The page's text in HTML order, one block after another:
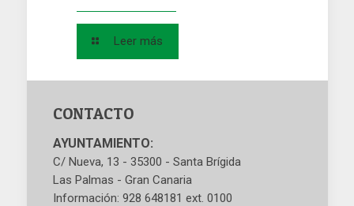
Leer más
CONTACTO
AYUNTAMIENTO:
C/ Nueva, 13 - 35300 - Santa Brígida
Las Palmas - Gran Canaria
Información: 928 648181 ext. 0100